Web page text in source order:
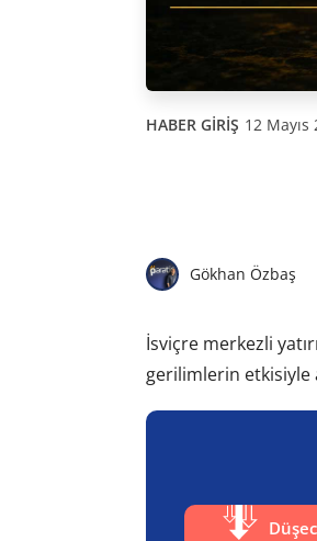
HABER GİRİŞ 12 Mayıs
Gökhan Özbaş
İsviçre merkezli
gerilimlerin etkisiyle